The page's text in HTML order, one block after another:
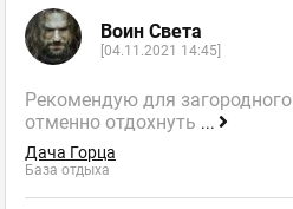
Воин Света
[04.11.2021 14:45]
Рекомендую для
отменно отдохнуть ...
Дача Горца
База отдыха